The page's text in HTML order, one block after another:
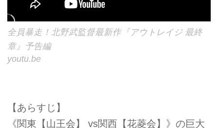
全員暴走！北野武監督最新作『アウトレイジ 最終
章』予告編
youtu.be
【あらすじ】
《関東【山王会】 vs関西【花菱会】》の巨大